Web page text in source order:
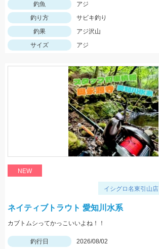
釣魚
アジ
釣り方
サビキ釣り
釣果
アジ沢山
サイズ
アジ
NEW
イシグロ名東引山店
ネイティブトラウト 愛知川水系
カブトムシってかっこいいよね！！
釣行日
2026/08/02